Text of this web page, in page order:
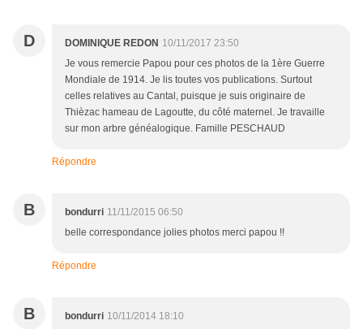
D DOMINIQUE REDON 10/11/2017 23:50
Je vous remercie Papou pour ces photos de la 1ère Guerre
Mondiale de 1914. Je lis toutes vos publications. Surtout
celles relatives au Cantal, puisque je suis originaire de
Thièzac hameau de Lagoutte, du côté maternel. Je travaille
sur mon arbre généalogique. Famille PESCHAUD
Répondre
B bondurri 11/11/2015 06:50
belle correspondance jolies photos merci papou !!
Répondre
B bondurri 10/11/2014 18:10